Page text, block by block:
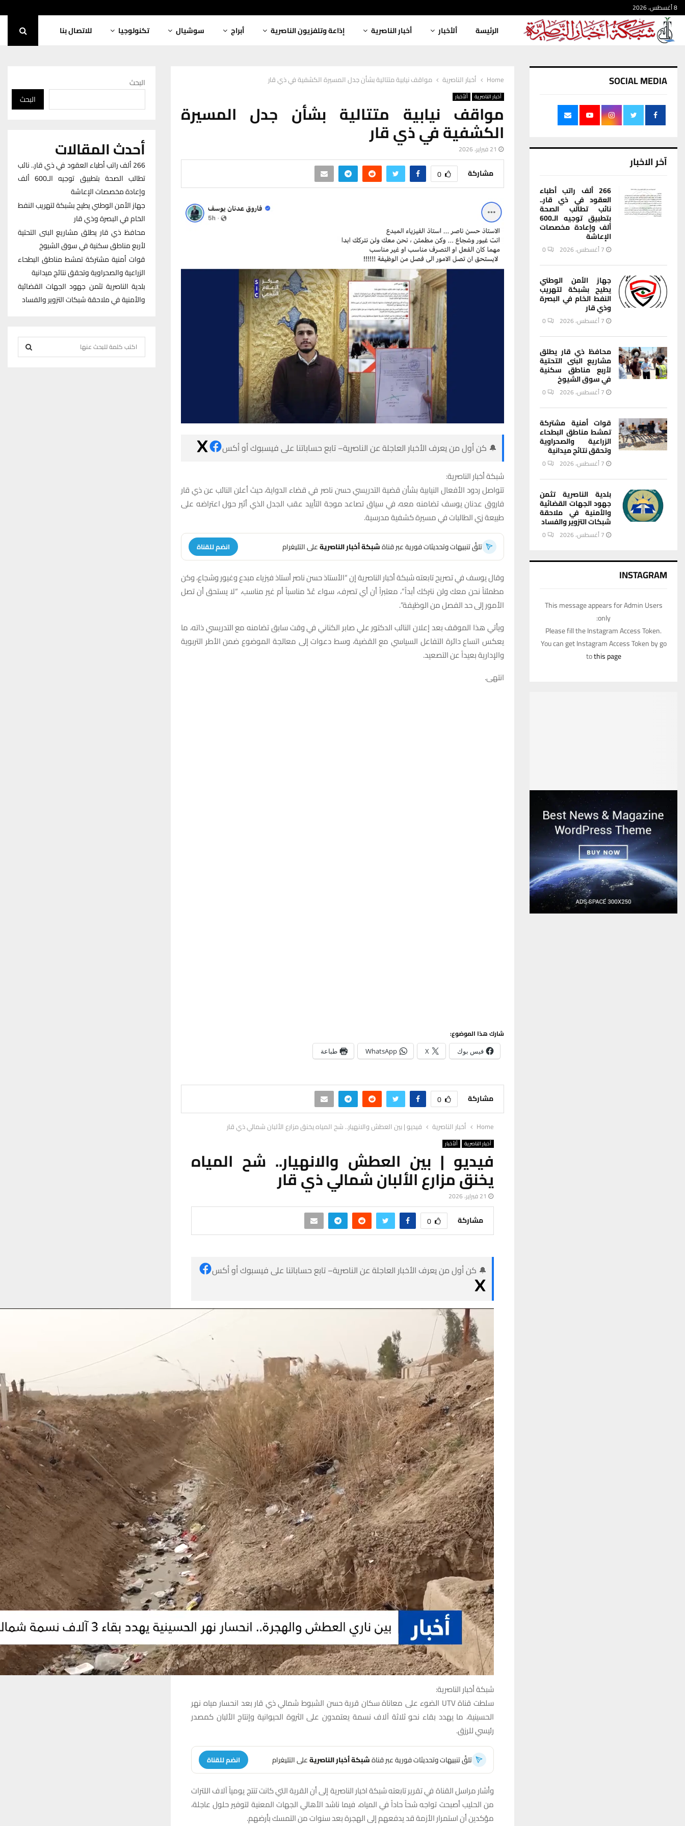
8 أغسطس، 2026
الرئيسة ألأخبار أخبار الناصرية إذاعة وتلفزيون الناصرية أبراج سوشيال تكنولوجيا للاتصال بنا
Home أخبار الناصرية مواقف نيابية متتالية بشأن جدل المسيرة الكشفية في ذي قار
أخبار الناصرية ألأخبار
مواقف نيابية متتالية بشأن جدل المسيرة
الكشفية في ذي قار
21 فبراير، 2026
مشاركة 0
🔔 كن أول من يعرف الأخبار العاجلة عن الناصرية– تابع حساباتنا على فيسبوك أو أكس
شبكة أخبار الناصرية:
تتواصل ردود الأفعال النيابية بشأن قضية التدريسي حسن ناصر في قضاء الدواية، حيث أعلن النائب عن ذي قار
فاروق عدنان يوسف تضامنه معه، في سياق تصاعد موجة التأييد عقب الجدل الذي أثير حول اعتراضه على
طبيعة زي الطالبات في مسيرة كشفية مدرسية.
تلقَّ تنبيهات وتحديثات فورية عبر قناةشبكة أخبار الناصريةعلى التليغرام انضم للقناة
وقال يوسف في تصريح تابعته شبكة أخبار الناصرية إن “الأستاذ حسن ناصر أستاذ فيزياء مبدع وغيور وشجاع، وكن
مطمئناً نحن معك ولن نتركك أبداً”، معتبراً أن أي تصرف، سواء عُدّ مناسباً أم غير مناسب، “لا يستحق أن تصل
الأمور إلى حد الفصل من الوظيفة”.
ويأتي هذا الموقف بعد إعلان النائب الدكتور علي صابر الكناني في وقت سابق تضامنه مع التدريسي ذاته، ما
يعكس اتساع دائرة التفاعل السياسي مع القضية، وسط دعوات إلى معالجة الموضوع ضمن الأطر التربوية
والإدارية بعيداً عن التصعيد.
انتهى.
شارك هذا الموضوع:
فيس بوك X
WhatsApp طباعة
مشاركة 0
Home أخبار الناصرية فيديو | بين العطش والانهيار.. شح المياه يخنق مزارع الألبان شمالي ذي قار
أخبار الناصرية ألأخبار
فيديو | بين العطش والانهيار.. شح المياه
يخنق مزارع الألبان شمالي ذي قار
21 فبراير، 2026
مشاركة 0
🔔 كن أول من يعرف الأخبار العاجلة عن الناصرية– تابع حساباتنا على فيسبوك أو أكس
شبكة أخبار الناصرية:
سلطت قناة UTV الضوء على معاناة سكان قرية حسن الشبوط شمالي ذي قار بعد انحسار مياه نهر
الحسينية، ما يهدد بقاء نحو ثلاثة آلاف نسمة يعتمدون على الثروة الحيوانية وإنتاج الألبان كمصدر
رئيسي للرزق.
تلقَّ تنبيهات وتحديثات فورية عبر قناةشبكة أخبار الناصريةعلى التليغرام انضم للقناة
وأشار مراسل القناة في تقرير تابعته شبكة اخبار الناصرية إلى أن القرية التي كانت تنتج يومياً آلاف اللترات
من الحليب أصبحت تواجه شحاً حاداً في المياه، فيما ناشد الأهالي الجهات المعنية لتوفير حلول عاجلة،
مؤكدين أن استمرار الأزمة قد يدفعهم إلى الهجرة بعد سنوات من التمسك بأرضهم.
SOCIAL MEDIA
آخر الاخبار
266 ألف راتب أطباء
العقود في ذي قار..
نائب تطالب الصحة
بتطبيق توجيه الـ600
ألف وإعادة مخصصات
الإعاشة
7 أغسطس، 2026 0
جهاز الأمن الوطني
يطيح بشبكة لتهريب
النفط الخام في البصرة
وذي قار
7 أغسطس، 2026 0
محافظ ذي قار يطلق
مشاريع البنى التحتية
لأربع مناطق سكنية
في سوق الشيوخ
7 أغسطس، 2026 0
قوات أمنية مشتركة
تمشط مناطق البطحاء
الزراعية والصحراوية
وتحقق نتائج ميدانية
7 أغسطس، 2026 0
بلدية الناصرية تثمن
جهود الجهات القضائية
والأمنية في ملاحقة
شبكات التزوير والفساد
7 أغسطس، 2026 0
INSTAGRAM
This message appears for Admin Users
only:
Please fill the Instagram Access Token.
You can get Instagram Access Token by go
tothis page
البحث
البحث
أحدث المقالات
266 ألف راتب أطباء العقود في ذي قار.. نائب
تطالب الصحة بتطبيق توجيه الـ600 ألف
وإعادة مخصصات الإعاشة
جهاز الأمن الوطني يطيح بشبكة لتهريب النفط
الخام في البصرة وذي قار
محافظ ذي قار يطلق مشاريع البنى التحتية
لأربع مناطق سكنية في سوق الشيوخ
قوات أمنية مشتركة تمشط مناطق البطحاء
الزراعية والصحراوية وتحقق نتائج ميدانية
بلدية الناصرية تثمن جهود الجهات القضائية
والأمنية في ملاحقة شبكات التزوير والفساد
e